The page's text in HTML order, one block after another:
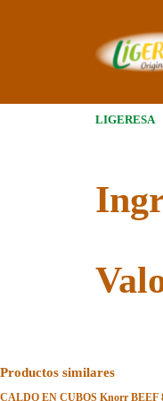
LIGERESA
Productos similares
CALDO EN CUBOS Knorr BEEF